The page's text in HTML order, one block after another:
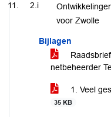
2.i
voor Zwolle
Bijlagen
netbeheerder
1. Veel
35 KB